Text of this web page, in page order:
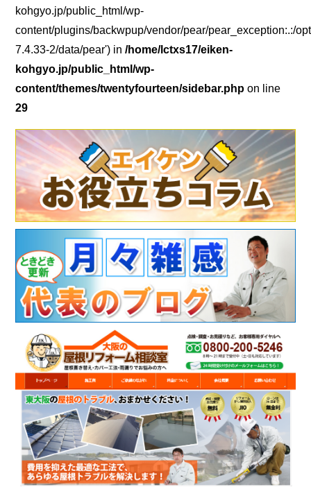
kohgyo.jp/public_html/wp-
content/plugins/backwpup/vendor/pear/pear_exception:.:/
7.4.33-2/data/pear') in/home/lctxs17/eiken-
kohgyo.jp/public_html/wp-
content/themes/twentyfourteen/sidebar.php on line
29